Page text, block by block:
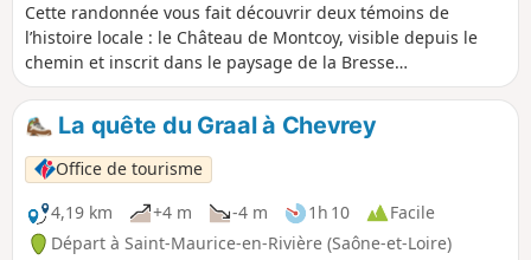
Cette randonnée vous fait découvrir deux témoins de
l’histoire locale : le Château de Montcoy, visible depuis le
chemin et inscrit dans le paysage de la Bresse
bourguignonne, et la motte castrale de Guerfand, vestige
d’un ancien site fortifié médiéval. C'est une promenade
entre nature et patrimoine.
La quête du Graal à Chevrey
Office de tourisme
4,19 km
+4 m -4 m 1h 10
Facile
Départ à Saint-Maurice-en-Rivière (Saône-et-Loire)